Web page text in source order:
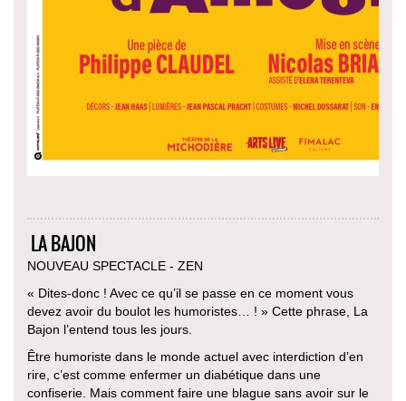
LA BAJON
NOUVEAU SPECTACLE - ZEN
« Dites-donc ! Avec ce qu’il se passe en ce moment vous
devez avoir du boulot les humoristes… ! » Cette phrase, La
Bajon l’entend tous les jours.
Être humoriste dans le monde actuel avec interdiction d’en
rire, c’est comme enfermer un diabétique dans une
confiserie. Mais comment faire une blague sans avoir sur le